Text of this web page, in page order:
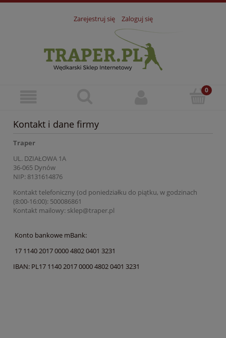
Zarejestruj się Zaloguj się
Kontakt i dane firmy
Traper
UL. DZIAŁOWA 1A
36-065 Dynów
NIP: 8131614876
Kontakt telefoniczny (od poniedziałku do piątku, w godzinach
(8:00-16:00): 500086861
Kontakt mailowy: sklep@traper.pl
Konto bankowe mBank:
17 1140 2017 0000 4802 0401 3231
IBAN: PL17 1140 2017 0000 4802 0401 3231